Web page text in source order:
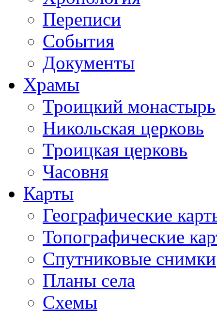
Переписи
События
Документы
Храмы
Троицкий монастырь
Никольская церковь
Троицкая церковь
Часовня
Карты
Географические
Топографические
Спутниковые снимки
Планы села
Схемы